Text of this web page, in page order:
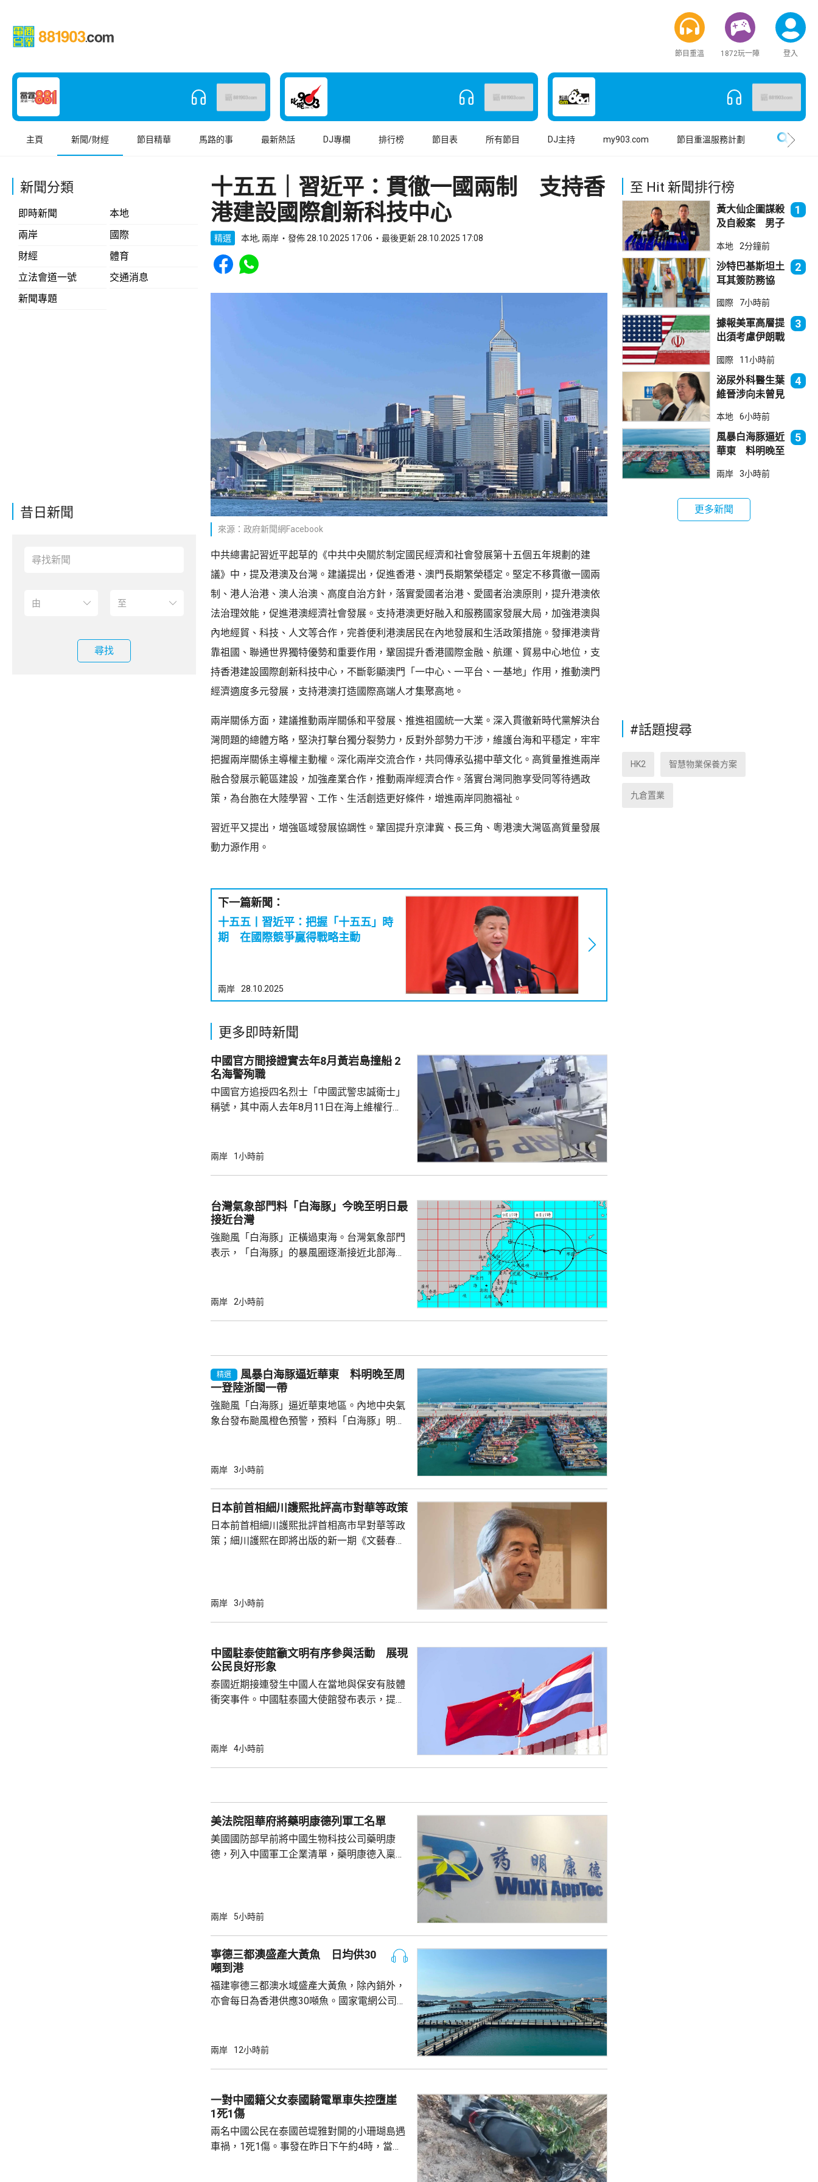
節目重溫 1872玩一陣 登入
主頁 新聞/財經 節目精華 馬路的事 最新熱話 DJ專欄 排行榜 節目表 所有節目 DJ主持 my903.com 節目重溫服務計劃
新聞分類
即時新聞
本地
兩岸
國際
財經
體育
立法會道一號
交通消息
新聞專題
昔日新聞
尋找
十五五｜習近平：貫徹一國兩制 支持香
港建設國際創新科技中心
精選 本地, 兩岸 發佈 28.10.2025 17:06 最後更新 28.10.2025 17:08
Share to Facebook
Share to WhatsApp
來源：政府新聞網Facebook
中共總書記習近平起草的《中共中央關於制定國民經濟和社會發展第十五個五年規劃的建
議》中，提及港澳及台灣。建議提出，促進香港、澳門長期繁榮穩定。堅定不移貫徹一國兩
制、港人治港、澳人治澳、高度自治方針，落實愛國者治港、愛國者治澳原則，提升港澳依
法治理效能，促進港澳經濟社會發展。支持港澳更好融入和服務國家發展大局，加強港澳與
內地經貿、科技、人文等合作，完善便利港澳居民在內地發展和生活政策措施。發揮港澳背
靠祖國、聯通世界獨特優勢和重要作用，鞏固提升香港國際金融、航運、貿易中心地位，支
持香港建設國際創新科技中心，不斷彰顯澳門「一中心、一平台、一基地」作用，推動澳門
經濟適度多元發展，支持港澳打造國際高端人才集聚高地。
兩岸關係方面，建議推動兩岸關係和平發展、推進祖國統一大業。深入貫徹新時代黨解決台
灣問題的總體方略，堅決打擊台獨分裂勢力，反對外部勢力干涉，維護台海和平穩定，牢牢
把握兩岸關係主導權主動權。深化兩岸交流合作，共同傳承弘揚中華文化。高質量推進兩岸
融合發展示範區建設，加強產業合作，推動兩岸經濟合作。落實台灣同胞享受同等待遇政
策，為台胞在大陸學習、工作、生活創造更好條件，增進兩岸同胞福祉。
習近平又提出，增強區域發展協調性。鞏固提升京津冀、長三角、粵港澳大灣區高質量發展
動力源作用。
下一篇新聞：
十五五丨習近平：把握「十五五」時
期 在國際競爭贏得戰略主動
兩岸 28.10.2025
更多即時新聞
中國官方間接證實去年8月黃岩島撞船 2
名海警殉職
中國官方追授四名烈士「中國武警忠誠衛士」
稱號，其中兩人去年8月11日在海上維權行動
意味中國時隔一年首次間接證實撞船事件造成
去年8月11日參與南海一線維權行動犧牲，被
追記一等功。25歲的程龍同日在海上維權行動
中不幸犧牲，同樣追記一等功。...
兩岸 1小時前
台灣氣象部門料「白海豚」今晚至明日最
接近台灣
強颱風「白海豚」正橫過東海。台灣氣象部門
表示，「白海豚」的暴風圈逐漸接近北部海
台灣，中部山區及北部預料有豪雨，新北市山
兩岸 2小時前
精選
風暴白海豚逼近華東 料明晚至周
一登陸浙閩一帶
強颱風「白海豚」逼近華東地區。內地中央氣
象台發布颱風橙色預警，預料「白海豚」明晚
級，陣風15至17級；浙江、上海、江蘇等地，
區仍有暴雨，部分地區累計雨量可達200至
400毫米，浙江東部局部更將超過600毫米。
上海市氣象台指，「白海豚...
兩岸 3小時前
日本前首相細川護熙批評高市對華等政策
日本前首相細川護熙批評首相高市早對華等政
策；細川護熙在即將出版的新一期《文藝春
施，打破僵局，難免被批評是不負責任。他認
方面，看不出有什麼戰略。 對於上月國會通過
修改後的新版《皇室典範》，細川批評是執...
兩岸 3小時前
中國駐泰使館籲文明有序參與活動 展現
公民良好形象
泰國近期接連發生中國人在當地與保安有肢體
衝突事件。中國駐泰國大使館發布表示，提醒
定，文明旅遊、禮貌待人，展現中國公民良好
場、拍攝、攜帶物品等要求，如發生糾紛或合
法權益受到侵害，應保持冷靜，依法理性維...
兩岸 4小時前
美法院阻華府將藥明康德列軍工名單
美國國防部早前將中國生物科技公司藥明康
德，列入中國軍工企業清單，藥明康德入稟法
決表示歡迎，認為此舉減輕公司被列入名單所
後，事實終將不辯自明。 美國國防部6月將阿
里巴巴、百度及比亞迪等中國企業，列為支援
中國軍方的實體，多間被列入名單的公司事...
兩岸 5小時前
寧德三都澳盛產大黃魚 日均供30
噸到港
福建寧德三都澳水域盛產大黃魚，除內銷外，
亦會每日為香港供應30噸魚。國家電網公司就
萬 要求研發大黃魚人工繁殖技術 福建位於中
的港灣，其中6個是深水港，包括廈門港和三
都澳等。 在三都澳，有漁民看中當地水質、水
兩岸 12小時前
一對中國籍父女泰國騎電單車失控墮崖
1死1傷
兩名中國公民在泰國芭堤雅對開的小珊瑚島遇
車禍，1死1傷。事發在昨日下午約4時，當地
至 Hit 新聞排行榜
黃大仙企圖謀殺
及自殺案 男子
墮樓亡
1
本地 2分鐘前
沙特巴基斯坦土
耳其簽防務協
林團結
2
國際 7小時前
據報美軍高層提
出須考慮伊朗戰
3
國際 11小時前
泌尿外科醫生葉
維晉涉向未曾見
委會繼續聆訊
4
本地 6小時前
風暴白海豚逼近
華東 料明晚至
帶
5
兩岸 3小時前
更多新聞
#話題搜尋
HK2 智慧物業保養方案
九倉置業